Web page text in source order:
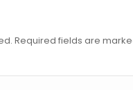
Required fields are